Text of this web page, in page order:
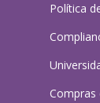
Política
Compras